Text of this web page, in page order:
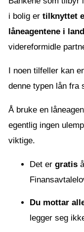
i bolig er tilknyttet
låneagentene i
videreformidle
I noen tilfeller kan
denne typen lån fra
Å bruke en
egentlig ingen
viktige.
Det er gratiså
Du mottar
legger seg